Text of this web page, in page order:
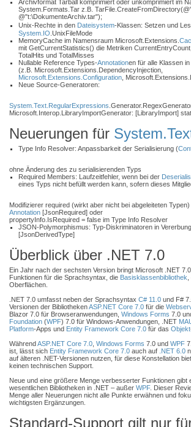
Archivformat Tarball komprimiert oder unkomprimiert im
System.Formats.Tar z.B.
@"t:\DokumenteArchiv.tar");
Unix-Rechte in den Dateisystem-Klassen: Setzen und
System.IO .UnixFileMode
MemoryCache im Namensraum Microsoft.Extensions.
mit GetCurrentStatistics() die Metriken
TotalHits und TotalMisses
Nullable Reference Types-Annotationen für alle Klassen
(z.B. Microsoft.Extensions.DependencyInjection,
Microsoft.Extensions.Configuration ,
Neue Source-Generatoren:
System.Text.RegularExpressions
Microsoft.Interop.LibraryImportGenerator: [LibraryImport]
Neuerungen für
Type Info Resolver: Anpassbarkeit der Serialisierung (
ohne Änderung des zu serialisierenden Typs
Required Members: Laufzeitfehler, wenn bei der
eines Typs nicht befüllt werden kann, sofern dieses
Modifizierer required (wirkt aber nicht bei abgeleiteten
Annotation [JsonRequired] oder
propertyInfo.IsRequired = false im Type Info Resolver
JSON-Polymorphismus: Typ-Diskriminatoren in
[JsonDerivedType]
Überblick über .NET 7.0
Ein Jahr nach der sechsten Version bringt Microsoft .NET
Funktionen für die Sprachsyntax, die Basisklassenbibliothek
Oberflächen.
.NET 7.0 umfasst neben der Sprachsyntax C# 11.0 und F#
Versionen der BibliothekenASP.NET Core 7.0 für die
Blazor 7.0 für Browseranwendungen, Windows Forms 7.0
Foundation (WPF) 7.0 für Windows-Anwendungen, .NET
Platform-Apps und Entity Framework Core 7.0 für das Objekt
WährendASP.NET Core 7.0 Windows Forms 7.0 und WPF
ist, lässt sich Entity Framework Core 7.0 auch auf .NET 6.0
auf älteren .NET-Versionen nutzen, für diese Konstellation
keinen technischen Support.
Neue und eine größere Menge verbesserter Funktionen gibt
wesentlichen Bibliotheken in .NET – außer WPF. Dieser
Menge aller Neuerungen nicht alle Punkte erwähnen und
wichtigsten Ergänzungen.
Standard-Support gilt nur